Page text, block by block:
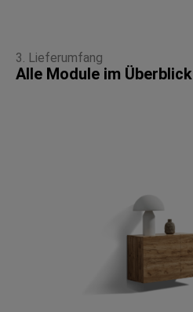
3. Lieferumfang
Alle Module im Überblick